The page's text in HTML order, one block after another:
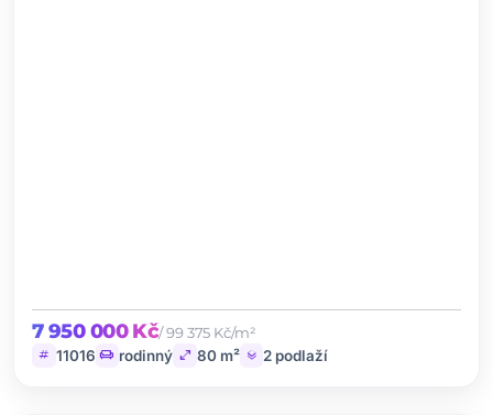
7 950 000 Kč/ 99 375 Kč/m²
tag 11016 chair rodinný open_in_full 80 m² layers 2 podlaží